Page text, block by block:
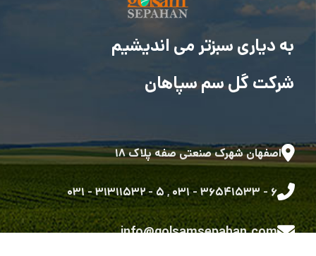
به دیاری سبزتر می اندیشیم
شرکت گل سم سپاهان
اصفهان شهرک صنعتی صفه پلاک ۱۸
۶ - ۳۶۵۴۱۵۳۳ - ۰۳۱ ,۵ - ۳۱۳۱۱۵۳۲ - ۰۳۱
info@golsamsepahan.com